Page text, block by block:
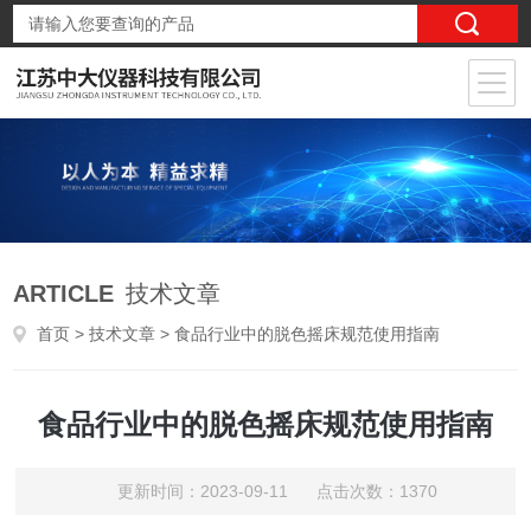
ARTICLE 技术文章
首页 >技术文章 > 食品行业中的脱色摇床规范使用指南
食品行业中的脱色摇床规范使用指南
更新时间：2023-09-11 点击次数：1370